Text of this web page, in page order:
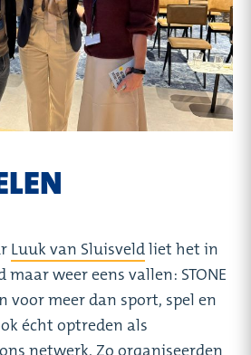
Luuk van Sluisveldliet het in
weer eens vallen: STONE
voor meer dan sport, spel en
écht optreden als
netwerk. Zo organiseerden